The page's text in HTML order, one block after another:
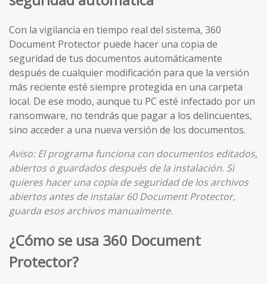
Con la vigilancia en tiempo real del sistema, 360
Document Protector puede hacer una copia de
seguridad de tus documentos automáticamente
después de cualquier modificación para que la versión
más reciente esté siempre protegida en una carpeta
local. De ese modo, aunque tu PC esté infectado por un
ransomware, no tendrás que pagar a los delincuentes,
sino acceder a una nueva versión de los documentos.
Aviso: El programa funciona con documentos editados,
abiertos o guardados después de la instalación. Si
quieres hacer una copia de seguridad de los archivos
abiertos antes de instalar 60 Document Protector,
guarda esos archivos manualmente.
¿Cómo se usa 360 Document
Protector?